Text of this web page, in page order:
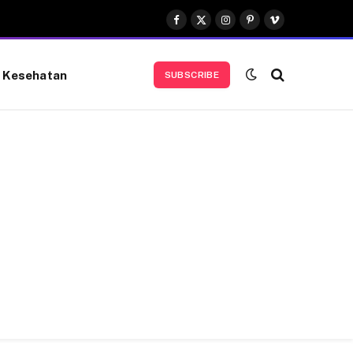
Facebook
X
(Twitter)
Instagram
Pinterest
Vimeo
Kesehatan SUBSCRIBE